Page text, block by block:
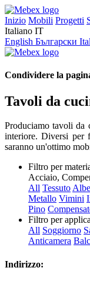
Inizio Mobili Progetti
Italiano IT
English Български
Condividere la
Tavoli da
Produciamo tavoli da
interiore. Diversi per
saranno un'ottimo
Filtro per
Acciaio,
All Tessuto
Metallo Vimini
Pino
Filtro per
All Soggiorno
Anticamera
Indirizzo: